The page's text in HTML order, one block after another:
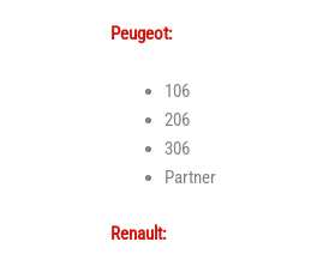
Peugeot:
106
206
306
Partner
Renault: